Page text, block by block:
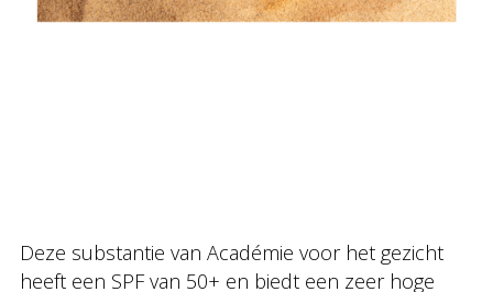
Deze substantie van Académie voor het gezicht
heeft een SPF van 50+ en biedt een zeer hoge